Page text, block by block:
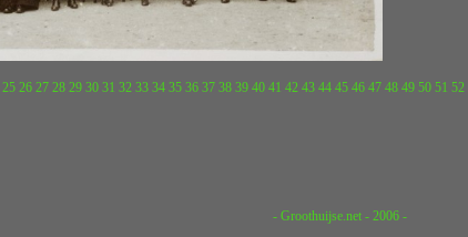
25 26 27 28 29 30 31 32 33 34 35 36 37 38 39 40 41 42 43 44 45 46 47 48 49 50 51 52
- Groothuijse.net - 2006 -